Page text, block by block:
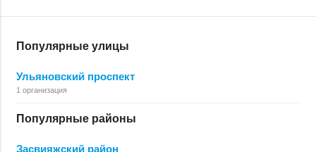
Популярные улицы
Ульяновский проспект
1 организация
Популярные районы
Засвияжский район